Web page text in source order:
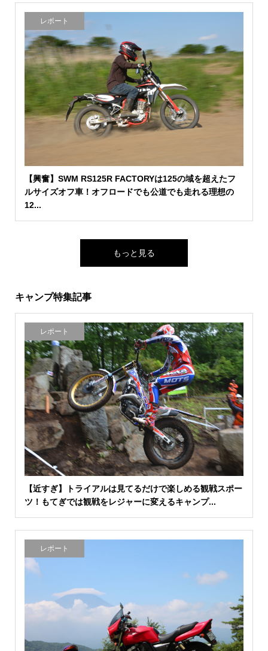
レポート
【興奮】SWM RS125R FACTORYは125の域を超えたフ
ルサイズオフ車！オフロードでも公道でも走れる理想の
12...
もっと見る
キャンプ特集記事
レポート
【近すぎ】トライアルは見てるだけで楽しめる観戦スポー
ツ！もてぎでは観戦をレジャーに変えるキャンプ...
レポート